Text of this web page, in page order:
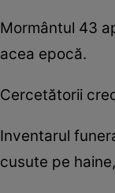
Mormântul 43
acea epocă.
Cercetătorii
Inventarul
cusute pe